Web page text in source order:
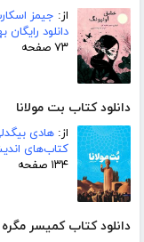
از: جیمز
دانلود رایگان
۷۳ صفحه
دانلود کتاب بت مولانا
از: هادی
کتاب‌های
۱۳۴ صفحه
دانلود کتاب کمیسر